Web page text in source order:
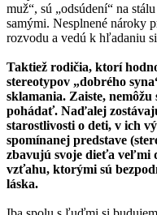
muž“, sú „odsúdení“ na
samými. Nesplnené nároky
rozvodu a vedú k hľadaniu
Taktiež rodičia, ktorí
stereotypov „dobrého
sklamania. Zaiste,
pohádať. Naďalej
starostlivosti o deti, v ich
spomínanej predstave
zbavujú svoje dieťa veľmi
vzťahu, ktorými sú
láska.